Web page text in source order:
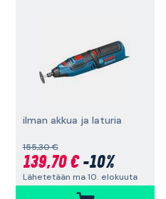
ilman akkua ja laturia
155,30 €
139,70 €-10%
Lähetetään ma 10. elokuuta